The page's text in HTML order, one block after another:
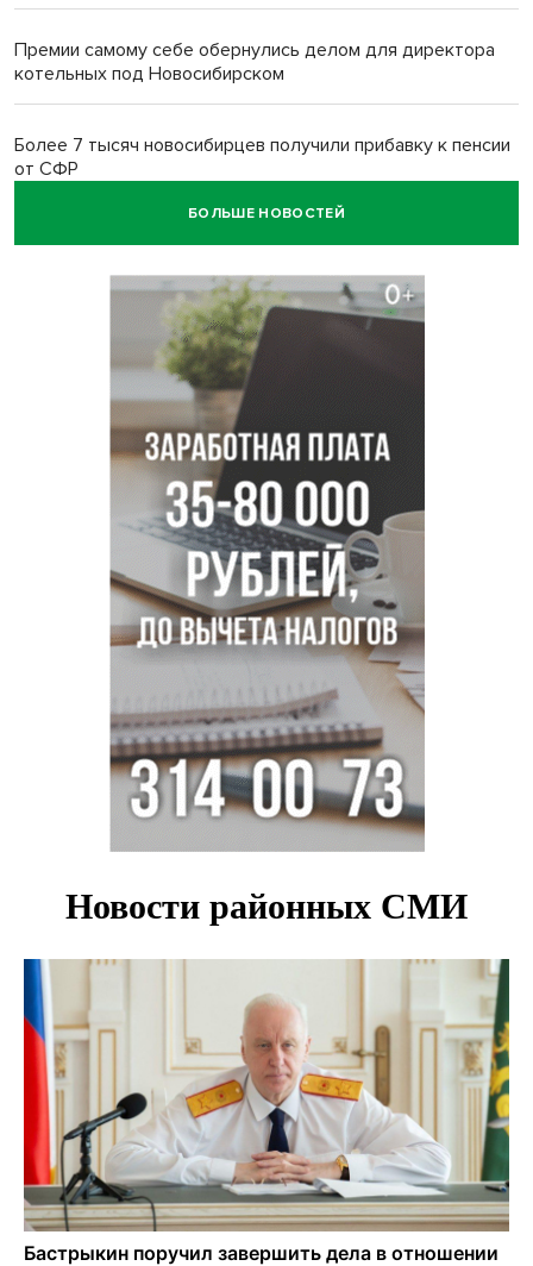
Премии самому себе обернулись делом для директора
котельных под Новосибирском
Более 7 тысяч новосибирцев получили прибавку к пенсии
от СФР
БОЛЬШЕ НОВОСТЕЙ